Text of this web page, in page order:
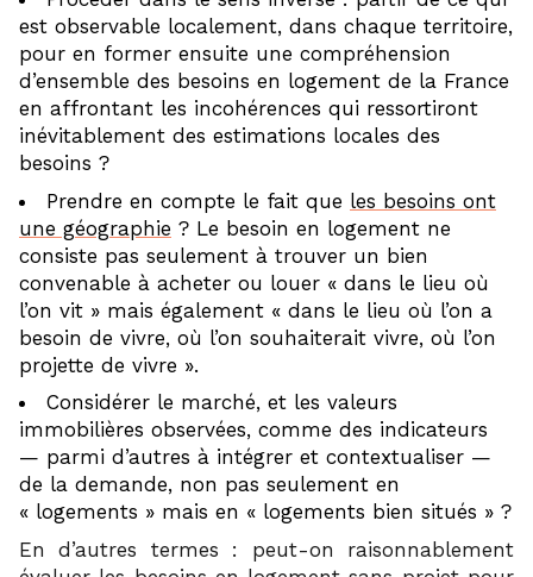
est observable localement, dans chaque territoire,
pour en former ensuite une compréhension
d’ensemble des besoins en logement de la France
en affrontant les incohérences qui ressortiront
inévitablement des estimations locales des
besoins ?
Prendre en compte le fait que les besoins ont
une géographie ? Le besoin en logement ne
consiste pas seulement à trouver un bien
convenable à acheter ou louer « dans le lieu où
l’on vit » mais également « dans le lieu où l’on a
besoin de vivre, où l’on souhaiterait vivre, où l’on
projette de vivre ».
Considérer le marché, et les valeurs
immobilières observées, comme des indicateurs
— parmi d’autres à intégrer et contextualiser —
de la demande, non pas seulement en
« logements » mais en « logements bien situés » ?
En d’autres termes : peut-on raisonnablement